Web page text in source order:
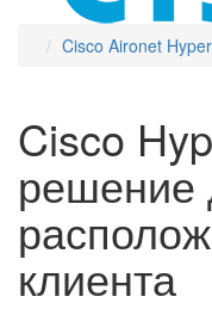
Cisco Aironet
Cisco
решение
клиента